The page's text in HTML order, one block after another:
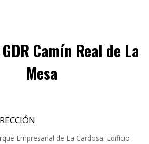
Camín Real de La
Mesa
Empresarial de La Cardosa. Edificio